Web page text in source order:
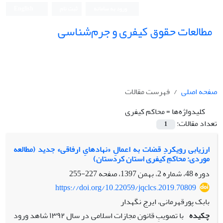
مطالعات حقوق کیفری و جرم‌شناسی
صفحه اصلی
فهرست مقالات
کلیدواژه‌ها =محاکم کیفری
تعداد مقالات:
1
ارزیابی رویکردِ قضات به اعمالِ «نهادهایِ ارفاقی» جدید (مطالعه
موردی: محاکمِ کیفری استان کردستان)
دوره 48، شماره 2، بهمن 1397، صفحه
227-255
https://doi.org/10.22059/jqclcs.2019.70809
بابک پورقهرمانی، ایرج نگهدار
چکیده
با تصویبِ قانون مجازات اسلامی در سال ۱۳۹۲ شاهد ورود